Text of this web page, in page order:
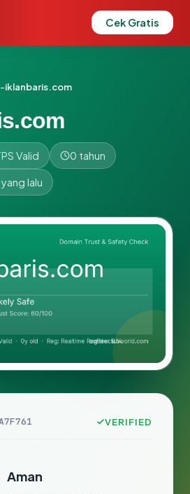
Cek Gratis
iklanbaris.com
Valid 0 tahun
lalu
VERIFIED
Aman